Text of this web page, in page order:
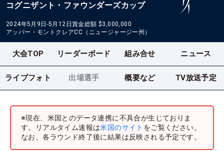
コグニザント・ファウンダーズカップ
2024年5月9日-5月12日賞金総額 $3,000,000
アッパー・モントクレアCC（ニュージャージー州）
大会TOP リーダーボード 組み合せ ニュース
ライブフォト 出場選手 概要など TV放送予定
※現在、米国とのデータ連携に不具合が生じておりま
す。リアルタイム速報は米国のサイト をご覧ください。
なお、各ラウンド終了後に結果は反映される予定です。